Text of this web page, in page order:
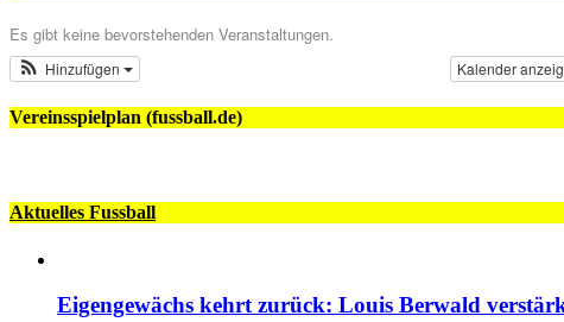
Es gibt keine bevorstehenden Veranstaltungen.
Kalender
Hinzufügen
Vereinsspielplan (fussball.de)
Aktuelles Fussball
Eigengewächs kehrt zurück: Louis Berwald